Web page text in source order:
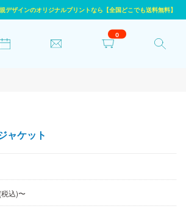
デザインのオリジナルプリントなら【全国どこでも送料無料】
0
ャケット
込)〜